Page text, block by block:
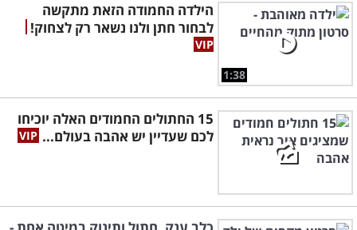
1:38
הילדה החמודה הזאת מתקשה
לבחור חתן ולנו נשאר רק לצחוק!
15 החתולים החמודים האלה יוכיחו
לכם שעדיין יש אהבה בעולם...